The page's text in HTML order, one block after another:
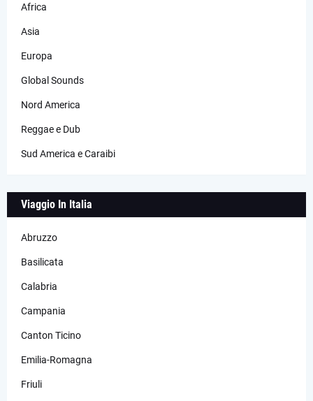
Africa
Asia
Europa
Global Sounds
Nord America
Reggae e Dub
Sud America e Caraibi
Viaggio In Italia
Abruzzo
Basilicata
Calabria
Campania
Canton Ticino
Emilia-Romagna
Friuli